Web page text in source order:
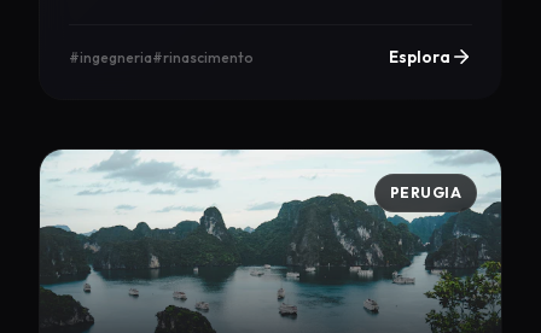
#ingegneria#rinascimento Esplora
PERUGIA